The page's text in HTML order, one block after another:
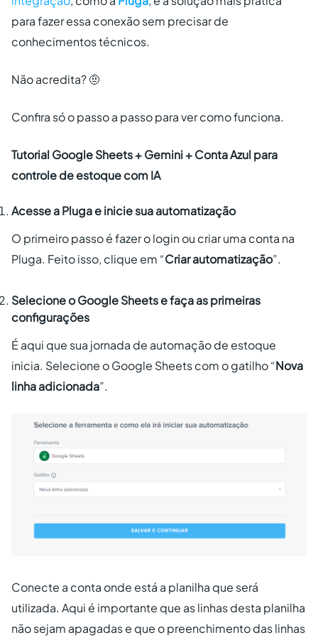
para fazer essa conexão sem precisar de
conhecimentos técnicos.
Não acredita? 🤨
Confira só o passo a passo para ver como funciona.
Tutorial Google Sheets + Gemini + Conta Azul para
controle de estoque com IA
Acesse a Pluga e inicie sua automatização
O primeiro passo é fazer o login ou criar uma conta na
Pluga. Feito isso, clique em “Criar automatização”.
Selecione o Google Sheets e faça as primeiras
configurações
É aqui que sua jornada de automação de estoque
inicia. Selecione o Google Sheets com o gatilho “Nova
linha adicionada”.
Conecte a conta onde está a planilha que será
utilizada. Aqui é importante que as linhas desta planilha
não sejam apagadas e que o preenchimento das linhas